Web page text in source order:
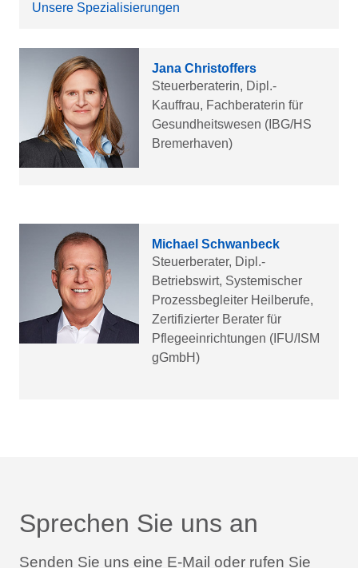
Unsere Spezialisierungen
Jana Christoffers
Steuerberaterin, Dipl.-
Kauffrau, Fachberaterin für
Gesundheitswesen (IBG/HS
Bremerhaven)
Michael Schwanbeck
Steuerberater, Dipl.-
Betriebswirt, Systemischer
Prozessbegleiter Heilberufe,
Zertifizierter Berater für
Pflegeeinrichtungen (IFU/ISM
gGmbH)
Sprechen Sie uns an
Senden Sie uns eine E-Mail oder rufen Sie